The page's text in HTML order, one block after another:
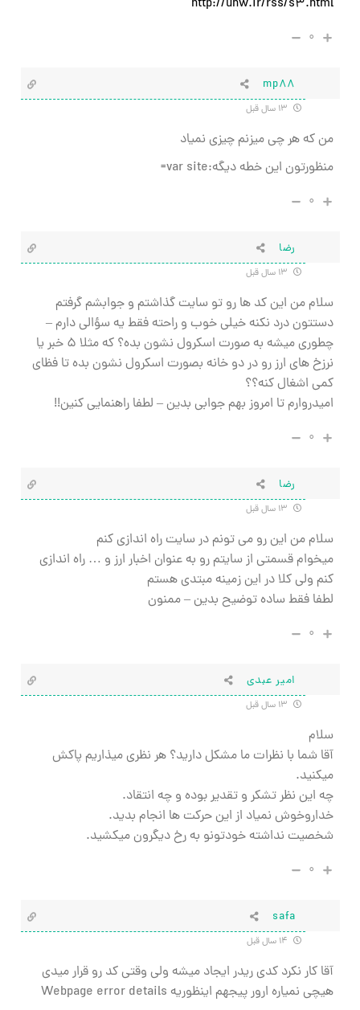
http://unw.ir/rss/s3.html
۰
mp88
من که هر چی میزنم چیزی نمیاد
منظورتون این خطه دیگه:var site=
۰
رضا
سلام من این کد ها رو تو سایت گذاشتم و جوابشم گرفتم
دستتون درد نکنه خیلی خوب و راحته فقط یه سؤالی دارم –
چطوری میشه به صورت اسکرول نشون بده؟ که مثلا ۵ خبر یا
نرزخ های ارز رو در دو خانه بصورت اسکرول نشون بده تا فظای
کمی اشغال کنه؟؟
امیدروارم تا امروز بهم جوابی بدین – لطفا راهنمایی کنین!!
۰
رضا
سلام من این رو می تونم در سایت راه اندازی کنم
میخوام قسمتی از سایتم رو به عنوان اخبار ارز و … راه اندازی
کنم ولی کلا در این زمینه مبتدی هستم
لطفا فقط ساده توضیح بدین – ممنون
۰
امیر عبدی
سلام
آقا شما با نظرات ما مشکل دارید؟ هر نظری میذاریم پاکش
میکنید.
چه این نظر تشکر و تقدیر بوده و چه انتقاد.
خداروخوش نمیاد از این حرکت ها انجام بدید.
شخصیت نداشته خودتونو به رخ دیگرون میکشید.
۰
safa
آقا کار نکرد کدی ریدر ایجاد میشه ولی وقتی کد رو قرار میدی
هیچی نمیاره ارور پیجهم اینظوریه Webpage error details